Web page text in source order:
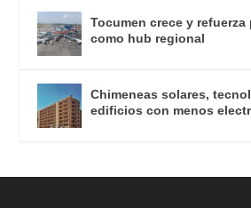
Tocumen crece y refuerza
como hub regional
Chimeneas solares,
edificios con menos